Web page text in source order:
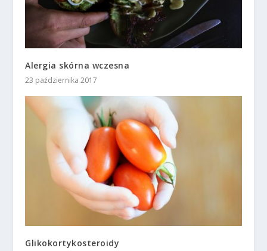
Alergia skórna wczesna
23 października 2017
Glikokortykosteroidy